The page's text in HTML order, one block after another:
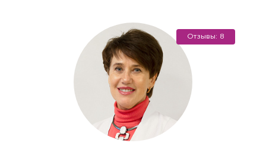
Отзывы: 8